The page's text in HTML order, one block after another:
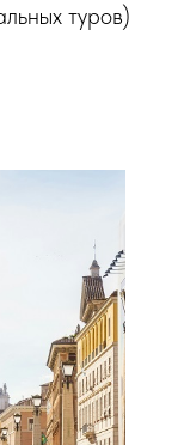
туров)